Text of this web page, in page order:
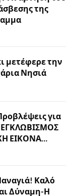
της
μετέφερε την
Νησιά
για
ΕΙΚΟΝΑ…
Καλό
Δύναμη-Η